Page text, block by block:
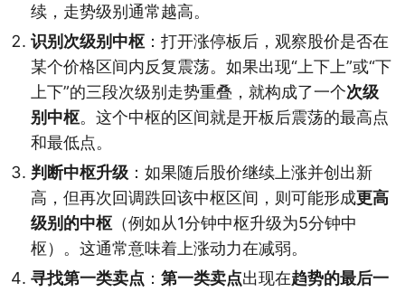
续，走势级别通常越高。
识别次级别中枢 ：打开涨停板后，观察股价是否在
某个价格区间内反复震荡。如果出现“上下上”或“下
上下”的三段次级别走势重叠，就构成了一个次级
别中枢。这个中枢的区间就是开板后震荡的最高点
和最低点。
判断中枢升级 ：如果随后股价继续上涨并创出新
高，但再次回调跌回该中枢区间，则可能形成更高
级别的中枢 （例如从1分钟中枢升级为5分钟中
枢）。这通常意味着上涨动力在减弱。
寻找第一类卖点 ： 第一类卖点出现在趋势的最后一